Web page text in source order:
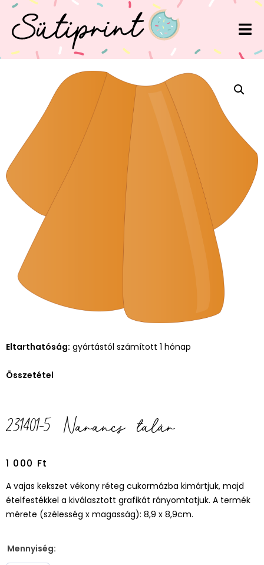
Eltarthatóság: gyártástól számított 1 hónap
Összetétel
231401-5 Narancs talár
1 000 Ft
A vajas kekszet vékony réteg cukormázba kimártjuk, majd
ételfestékkel a kiválasztott grafikát rányomtatjuk. A termék
mérete (szélesség x magasság): 8,9 x 8,9cm.
Mennyiség: